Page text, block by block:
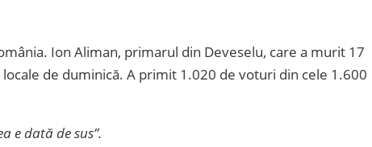
Ion Aliman, primarul din Deveselu, care a murit 17
de duminică. A primit 1.020 de voturi din cele 1.600
e dată de sus”.